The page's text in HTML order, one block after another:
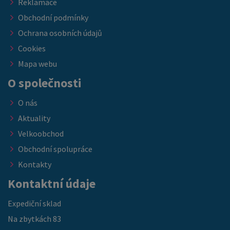
Reklamace
Obchodní podmínky
Ochrana osobních údajů
Cookies
Mapa webu
O společnosti
O nás
Aktuality
Velkoobchod
Obchodní spolupráce
Kontakty
Kontaktní údaje
Expediční sklad
Na zbytkách 83